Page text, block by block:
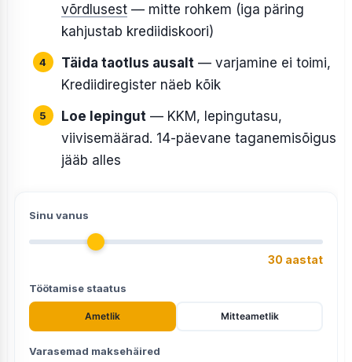
võrdlusest— mitte rohkem (iga päring
kahjustab krediidiskoori)
Täida taotlus ausalt — varjamine ei toimi,
Krediidiregister näeb kõik
Loe lepingut — KKM, lepingutasu,
viivisemäärad. 14-päevane taganemisõigus
jääb alles
Sinu vanus
30 aastat
Töötamise staatus
Ametlik Mitteametlik
Varasemad maksehäired